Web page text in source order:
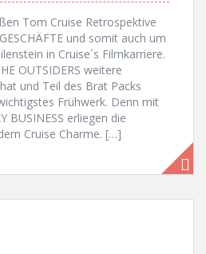
Tom Cruise Retrospektive
und somit auch um
in Cruise´s Filmkarriere.
OUTSIDERS weitere
und Teil des Brat Packs
Frühwerk. Denn mit
BUSINESS erliegen die
Cruise Charme. […]